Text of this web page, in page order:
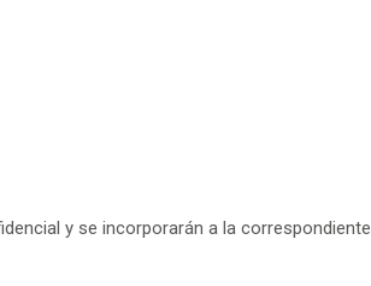
y se incorporarán a la correspondiente